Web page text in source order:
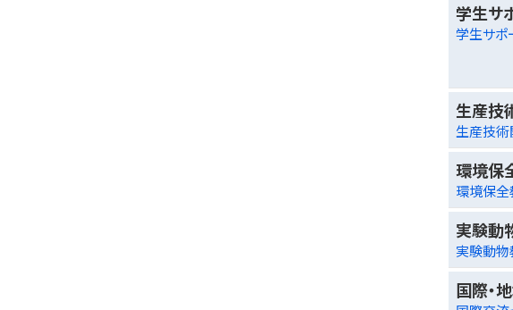
学生サ
学生サポ
生産技
生産技術
環境保
環境保全
実験動
実験動物
国際・